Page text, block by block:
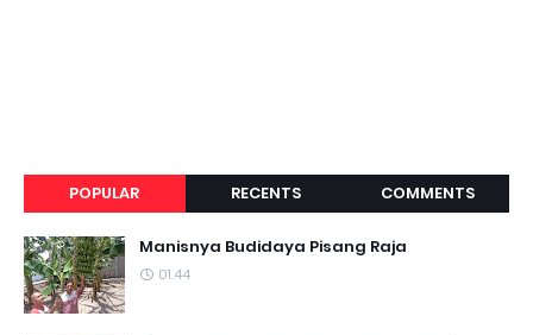
POPULAR RECENTS COMMENTS
Manisnya Budidaya Pisang Raja
01.44